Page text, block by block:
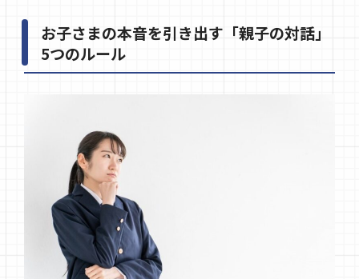
お子さまの本音を引き出す「親子の対話」
5つのルール